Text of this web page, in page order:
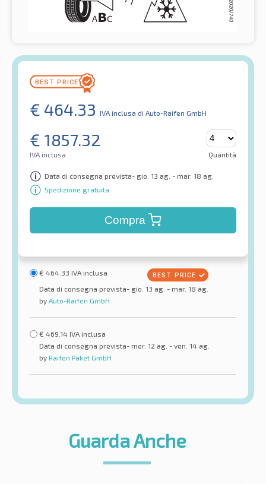
€ 464.33 IVA inclusa di Auto-Raifen GmbH
€ 1857.32
IVA inclusa Quantità
Data di consegna prevista- gio. 13 ag. - mar. 18 ag.
Spedizione gratuita
Compra
€ 464.33 IVA inclusa
Data di consegna prevista- gio. 13 ag. - mar. 18 ag.
by Auto-Raifen GmbH
€ 469.14 IVA inclusa
Data di consegna prevista- mer. 12 ag. - ven. 14 ag.
by Raifen Paket GmbH
Guarda Anche